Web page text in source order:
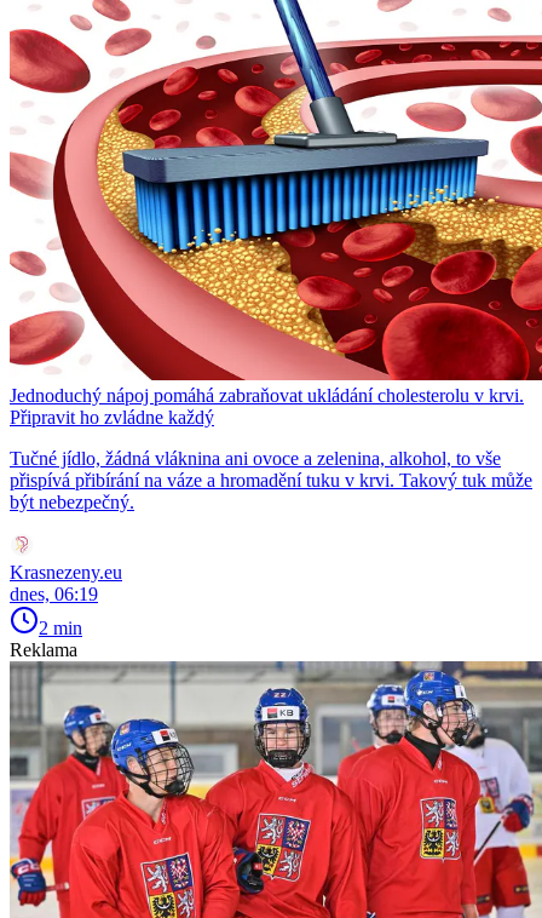
Jednoduchý nápoj pomáhá zabraňovat ukládání cholesterolu v krvi.
Připravit ho zvládne každý
Tučné jídlo, žádná vláknina ani ovoce a zelenina, alkohol, to vše
přispívá přibírání na váze a hromadění tuku v krvi. Takový tuk může
být nebezpečný.
Krasnezeny.eu
dnes, 06:19
2 min
Reklama